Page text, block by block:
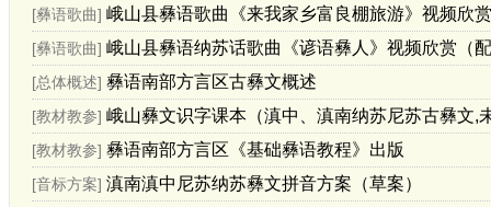
[彝语歌曲] 峨山县彝语歌曲《来我家乡富良棚旅游》视频欣
[彝语歌曲] 峨山县彝语纳苏话歌曲《谚语彝人》视频欣赏（
[总体概述] 彝语南部方言区古彝文概述
[教材教参] 峨山彝文识字课本（滇中、滇南纳苏尼苏古彝文,
[教材教参] 彝语南部方言区《基础彝语教程》出版
[音标方案] 滇南滇中尼苏纳苏彝文拼音方案（草案）